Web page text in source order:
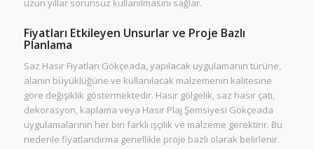
uzun yıllar sorunsuz kullanılmasını sağlar.
Fiyatları Etkileyen Unsurlar ve Proje Bazlı
Planlama
Saz Hasır Fiyatları Gökçeada, yapılacak uygulamanın türüne,
alanın büyüklüğüne ve kullanılacak malzemenin kalitesine
göre değişiklik göstermektedir. Hasır gölgelik, saz hasır çatı,
dekorasyon, kaplama veya Hasır Plaj Şemsiyesi Gökçeada
uygulamalarının her biri farklı işçilik ve malzeme gerektirir. Bu
nedenle fiyatlandırma genellikle proje bazlı olarak belirlenir.